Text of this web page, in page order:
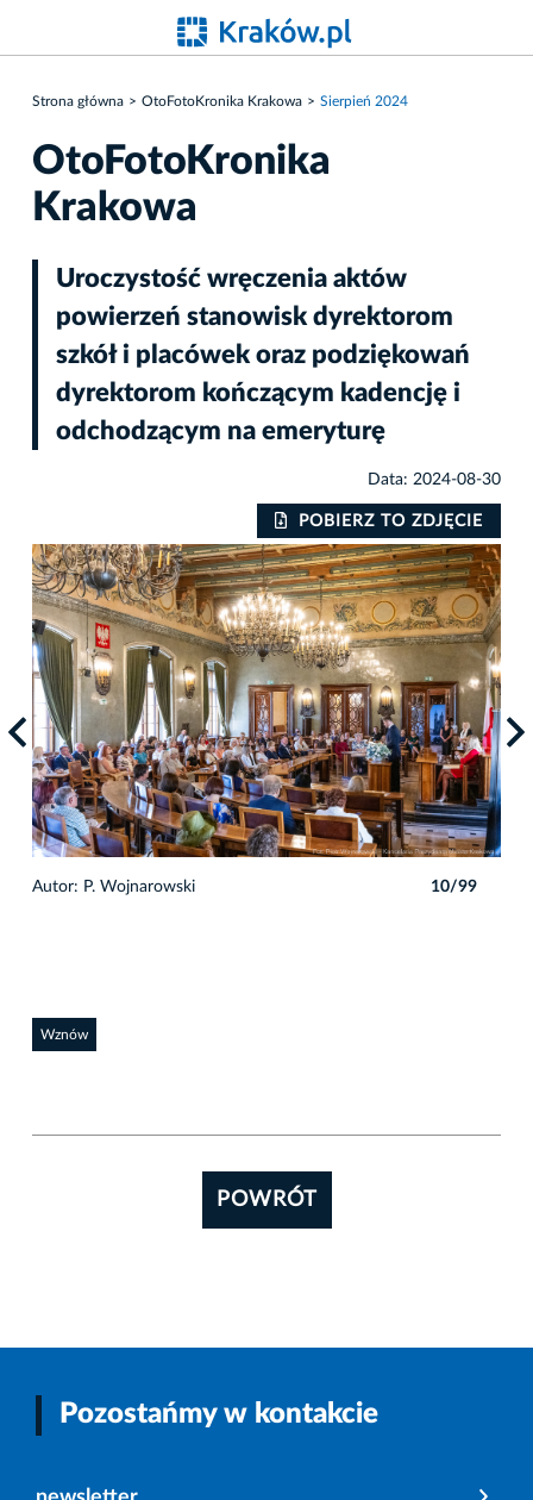
Strona główna OtoFotoKronika Krakowa Sierpień 2024
OtoFotoKronika
Krakowa
Uroczystość wręczenia aktów
powierzeń stanowisk dyrektorom
szkół i placówek oraz podziękowań
dyrektorom kończącym kadencję i
odchodzącym na emeryturę
Data: 2024-08-30
POBIERZ TO ZDJĘCIE
Autor: P. Wojnarowski 10/99
Wznów
POWRÓT
Pozostańmy w kontakcie